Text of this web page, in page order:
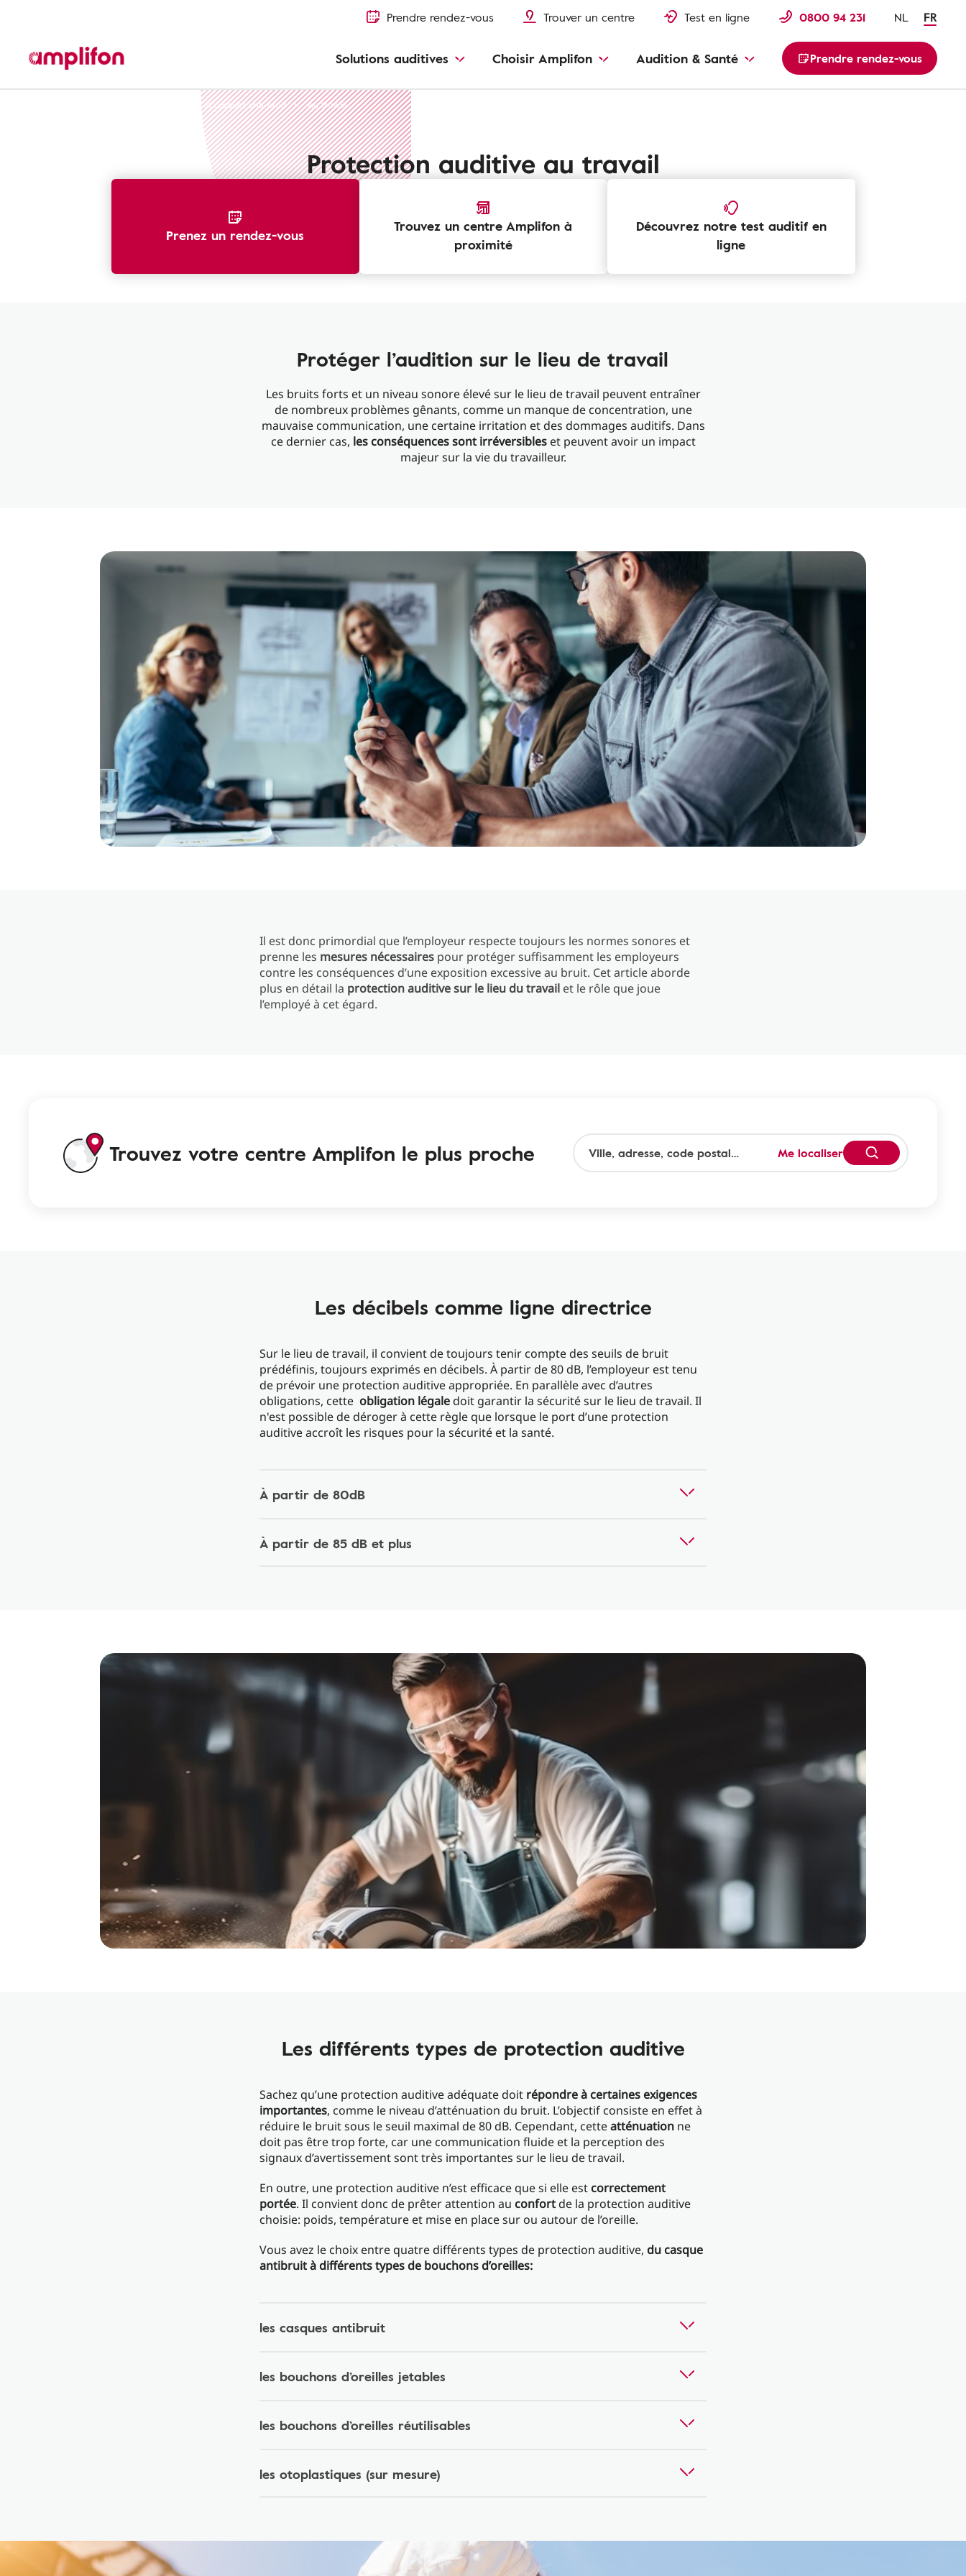
Prendre rendez-vous Trouver un centre Test en ligne 0800 94 231 NL FR
Solutions auditives Choisir Amplifon Audition & Santé Prendre rendez-vous
Bouchons d'oreilles et casques anti-bruit Au travail
Protection auditive au travail
Prenez un rendez-vous
Trouvez un centre Amplifon à
proximité
Découvrez notre test auditif en
ligne
Protéger l’audition sur le lieu de travail
Les bruits forts et un niveau sonore élevé sur le lieu de travail peuvent entraîner
de nombreux problèmes gênants, comme un manque de concentration, une
mauvaise communication, une certaine irritation et des dommages auditifs. Dans
ce dernier cas, les conséquences sont irréversibles et peuvent avoir un impact
majeur sur la vie du travailleur.
Il est donc primordial que l’employeur respecte toujours les normes sonores et
prenne les mesures nécessaires pour protéger suffisamment les employeurs
contre les conséquences d’une exposition excessive au bruit. Cet article aborde
plus en détail la protection auditive sur le lieu du travail et le rôle que joue
l’employé à cet égard.
Trouvez votre centre Amplifon le plus proche Me localiser
Les décibels comme ligne directrice
Sur le lieu de travail, il convient de toujours tenir compte des seuils de bruit
prédéfinis, toujours exprimés en décibels. À partir de 80 dB, l’employeur est tenu
de prévoir une protection auditive appropriée. En parallèle avec d’autres
obligations, cette obligation légaledoit garantir la sécurité sur le lieu de travail. Il
n'est possible de déroger à cette règle que lorsque le port d’une protection
auditive accroît les risques pour la sécurité et la santé.
À partir de 80dB
À partir de 85 dB et plus
Les différents types de protection auditive
Sachez qu’une protection auditive adéquate doit répondre à certaines exigences
importantes, comme le niveau d’atténuation du bruit. L’objectif consiste en effet à
réduire le bruit sous le seuil maximal de 80 dB. Cependant, cetteatténuation ne
doit pas être trop forte, car une communication fluide et la perception des
signaux d’avertissement sont très importantes sur le lieu de travail.
En outre, une protection auditive n’est efficace que si elle est correctement
portée. Il convient donc de prêter attention au confortde la protection auditive
choisie: poids, température et mise en place sur ou autour de l’oreille.
Vous avez le choix entre quatre différents types de protection auditive, du casque
antibruit à différents types de bouchons d’oreilles:
les casques antibruit
les bouchons d’oreilles jetables
les bouchons d’oreilles réutilisables
les otoplastiques (sur mesure)